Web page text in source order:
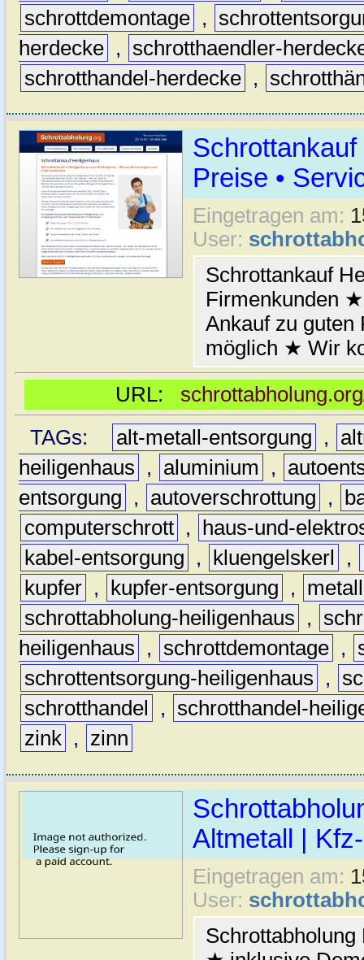
schrottdemontage ,
herdecke ,
schrotthaendler-
schrotthandel-herdecke ,
Schrottankauf
Preise •
Eingetragen am:
User:
Schrottankauf
Firmenkunden
Ankauf zu
möglich ★ Wir
URL:
TAGs:
alt-metall-entsorgung ,
heiligenhaus
, aluminium ,
entsorgung
, autoverschrottung ,
computerschrott ,
haus-und-
kabel-entsorgung
, kluengelskerl ,
kupfer , kupfer-entsorgung ,
metall
schrottabholung-heiligenhaus
,
heiligenhaus
, schrottdemontage ,
schrottentsorgung-heiligenhaus
,
schrotthandel
,
schrotthandel-
zink , zinn
Altmetall |
Eingetragen am:
User: